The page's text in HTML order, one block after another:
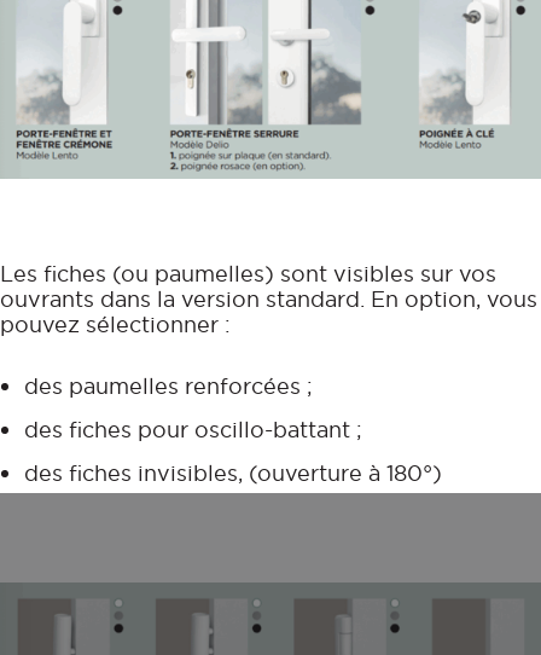
Les fiches (ou paumelles) sont visibles sur vos
ouvrants dans la version standard. En option, vous
pouvez sélectionner :
des paumelles renforcées ;
des fiches pour oscillo-battant ;
des fiches invisibles, (ouverture à 180°)